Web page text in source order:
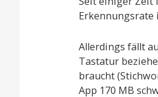
Erkennungsrate
Allerdings fällt
Tastatur
braucht
App 170 MB